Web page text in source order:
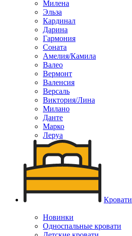
Милена
Эльза
Кардинал
Дарина
Гармония
Соната
Амелия/Камила
Валео
Вермонт
Валенсия
Версаль
Виктория/Лина
Милано
Данте
Марко
Леруа
Кровати
Новинки
Односпальные кровати